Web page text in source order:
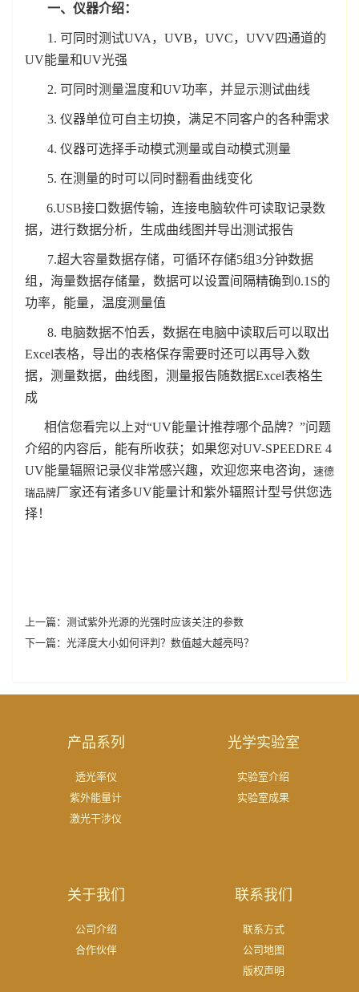
一、仪器介绍：
1. 可同时测试UVA，UVB，UVC，UVV四通道的
UV能量和UV光强
2. 可同时测量温度和UV功率，并显示测试曲线
3. 仪器单位可自主切换，满足不同客户的各种需求
4. 仪器可选择手动模式测量或自动模式测量
5. 在测量的时可以同时翻看曲线变化
6.USB接口数据传输，连接电脑软件可读取记录数
据，进行数据分析，生成曲线图并导出测试报告
7.超大容量数据存储，可循环存储5组3分钟数据
组，海量数据存储量，数据可以设置间隔精确到0.1S的
功率，能量，温度测量值
8. 电脑数据不怕丢，数据在电脑中读取后可以取出
Excel表格，导出的表格保存需要时还可以再导入数
据，测量数据，曲线图，测量报告随数据Excel表格生
成
相信您看完以上对“UV能量计推荐哪个品牌？ ”问题
介绍的内容后，能有所收获；如果您对UV-SPEEDRE 4
UV能量辐照记录仪非常感兴趣，欢迎您来电咨询， 速德
瑞品牌厂家还有诸多UV能量计和紫外辐照计型号供您选
择！
上一篇： 测试紫外光源的光强时应该关注的参数
下一篇： 光泽度大小如何评判？数值越大越亮吗？
产品系列
透光率仪
紫外能量计
激光干涉仪
光学实验室
实验室介绍
实验室成果
关于我们
公司介绍
合作伙伴
联系我们
联系方式
公司地图
版权声明